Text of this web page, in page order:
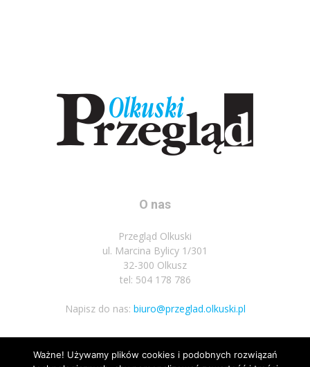
O nas
Przegląd Olkuski
ul. Marcina Bylicy 1/301
32-300 Olkusz
tel: 504 178 786
Napisz do nas: biuro@przeglad.olkuski.pl
Podążaj za nami
Ważne! Używamy plików cookies i podobnych rozwiązań